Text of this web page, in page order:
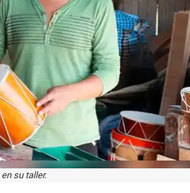
su taller.